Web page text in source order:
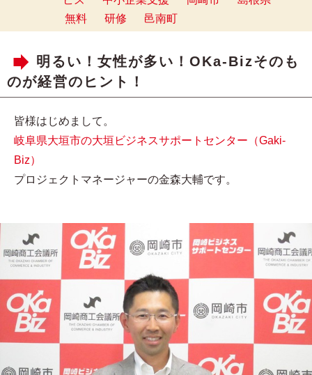
無料
研修 邑南町
明るい！女性が多い！OKa-Bizそのも
のが経営のヒント！
皆様はじめまして。
岐阜県大垣市の大垣ビジネスサポートセンター（Gaki-
Biz）
プロジェクトマネージャーの金森大輔です。